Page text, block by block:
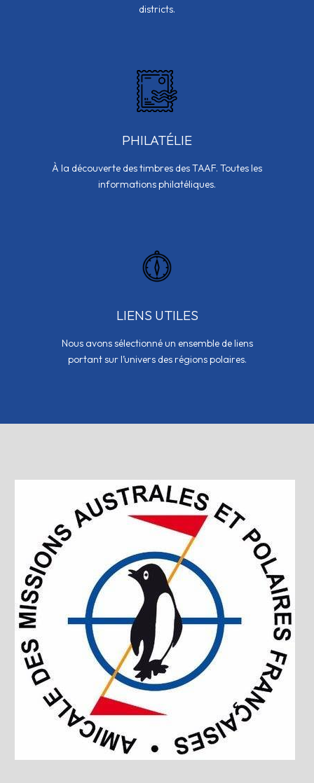
districts.
PHILATÉLIE
À la découverte des timbres des TAAF. Toutes les
informations philatéliques.
LIENS UTILES
Nous avons sélectionné un ensemble de liens
portant sur l’univers des régions polaires.